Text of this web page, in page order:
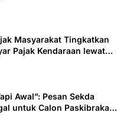
Masyarakat Tingkatkan
Pajak Kendaraan lewat
Awal”: Pesan Sekda
untuk Calon Paskibraka